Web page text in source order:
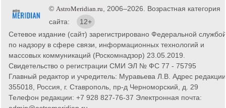
© AstroMeridian.ru , 2006–2026. Возрастная категория
сайта:
12+
Сетевое издание (сайт) зарегистрировано Федеральной службой
по надзору в сфере связи, информационных технологий и
массовых коммуникаций (Роскомнадзор) 23.05.2019.
Свидетельство о регистрации СМИ ЭЛ № ФС 77 - 75795
Главный редактор и учредитель: Муравьева Л.В. Адрес
355018, Россия, г. Ставрополь, пр-д Черноморский, д. 29
Телефон редакции: +7 928 827-76-37 Электронная почта: